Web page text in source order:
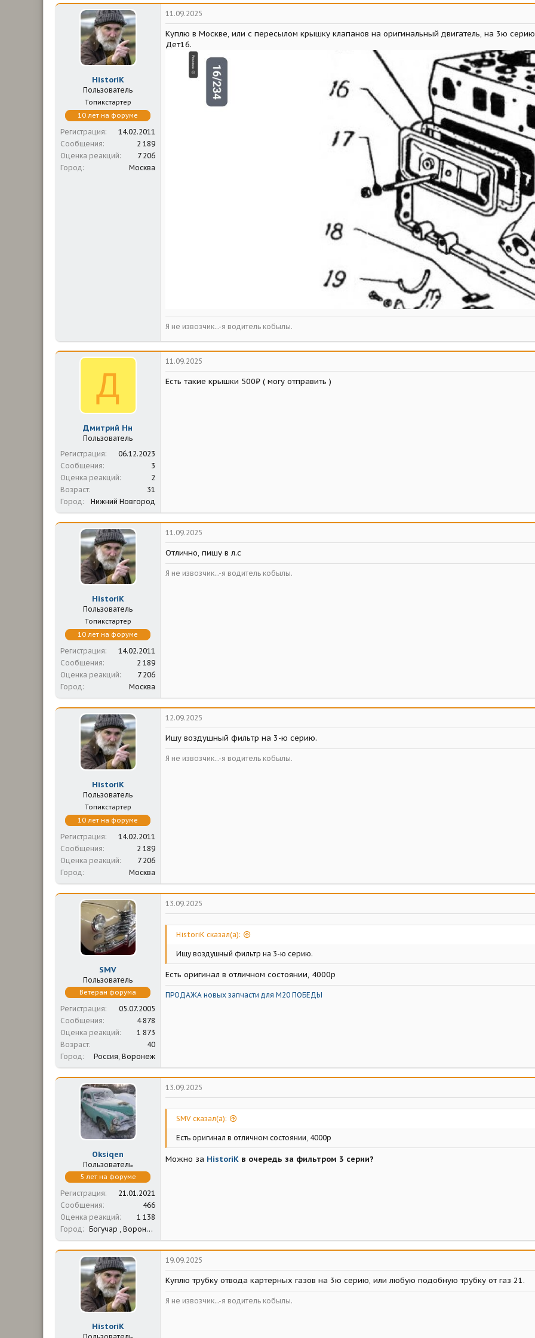
HistoriK
Пользователь
Топикстартер
10 лет на форуме
Регистрация
14.02.2011
Сообщения
2 189
Оценка реакций
7 206
Город
Москва
11.09.2025
Куплю в Москве, или с пересылом крышку клапанов на оригинальный двигатель, на 3ю
Дет16.
Я не извозчик...-я водитель кобылы.
Д
Дмитрий Нн
Пользователь
Регистрация
06.12.2023
Сообщения
3
Оценка реакций
2
Возраст
31
Город
Нижний Новгород
11.09.2025
Есть такие крышки 500₽ ( могу отправить )
HistoriK
Пользователь
Топикстартер
10 лет на форуме
Регистрация
14.02.2011
Сообщения
2 189
Оценка реакций
7 206
Город
Москва
11.09.2025
Отлично, пишу в л.с
Я не извозчик...-я водитель кобылы.
HistoriK
Пользователь
Топикстартер
10 лет на форуме
Регистрация
14.02.2011
Сообщения
2 189
Оценка реакций
7 206
Город
Москва
12.09.2025
Ищу воздушный фильтр на 3-ю серию.
Я не извозчик...-я водитель кобылы.
SMV
Пользователь
Ветеран форума
Регистрация
05.07.2005
Сообщения
4 878
Оценка реакций
1 873
Возраст
40
Город
Россия, Воронеж
13.09.2025
HistoriK сказал(а):
Ищу воздушный фильтр на 3-ю серию.
Есть оригинал в отличном состоянии, 4000р
ПРОДАЖА новых запчасти для М20 ПОБЕДЫ
Oksiqen
Пользователь
5 лет на форуме
Регистрация
21.01.2021
Сообщения
466
Оценка реакций
1 138
Город
Богучар , Воронежская обл.
13.09.2025
SMV сказал(а):
Есть оригинал в отличном состоянии, 4000р
Можно за HistoriK в очередь за фильтром 3 серии?
HistoriK
19.09.2025
Куплю трубку отвода картерных газов на 3ю серию, или любую подобную трубку от газ 21.
Я не извозчик...-я водитель кобылы.